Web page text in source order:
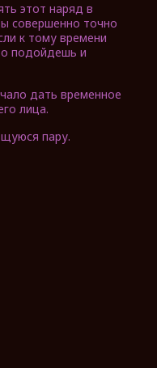
этот наряд в
совершенно точно
к тому времени
подойдешь и
дать временное
лица.
пару.